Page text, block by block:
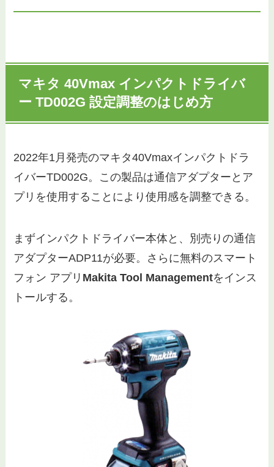
マキタ 40Vmax インパクトドライバ
ー TD002G 設定調整のはじめ方
2022年1月発売のマキタ40Vmaxインパクトドラ
イバーTD002G。この製品は通信アダプターとア
プリを使用することにより使用感を調整できる。
まずインパクトドライバー本体と、別売りの通信
アダプターADP11が必要。さらに無料のスマート
フォン アプリ Makita Tool Managementをインス
トールする。